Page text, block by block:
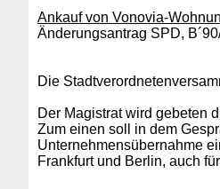
Ankauf von Vonovia-
Änderungsantrag SPD,
Die
Der Magistrat wird gebeten
Zum einen soll in dem
Unternehmensübernahme
Frankfurt und Berlin, auch